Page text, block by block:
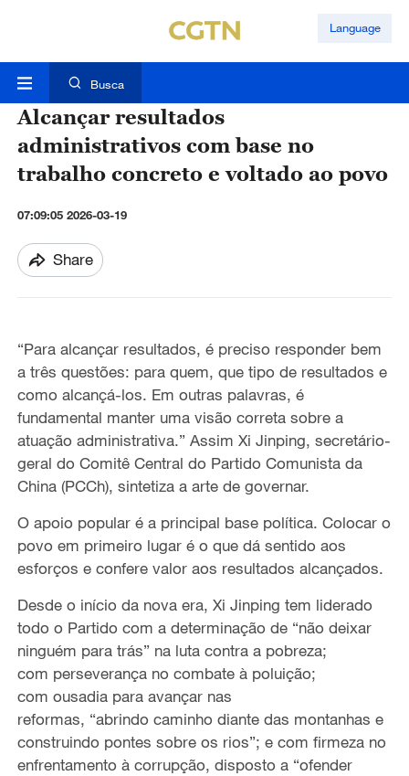
Language
Busca
Alcançar resultados
administrativos com base no
trabalho concreto e voltado ao povo
07:09:05 2026-03-19
Share
“Para alcançar resultados, é preciso responder bem
a três questões: para quem, que tipo de resultados e
como alcançá-los. Em outras palavras, é
fundamental manter uma visão correta sobre a
atuação administrativa.” Assim Xi Jinping, secretário-
geral do Comitê Central do Partido Comunista da
China (PCCh), sintetiza a arte de governar.
O apoio popular é a principal base política. Colocar o
povo em primeiro lugar é o que dá sentido aos
esforços e confere valor aos resultados alcançados.
Desde o início da nova era, Xi Jinping tem liderado
todo o Partido com a determinação de “não deixar
ninguém para trás” na luta contra a pobreza;
com perseverança no combate à poluição;
com ousadia para avançar nas
reformas, “abrindo caminho diante das montanhas e
construindo pontes sobre os rios”; e com firmeza no
enfrentamento à corrupção, disposto a “ofender